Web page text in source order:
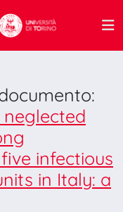
infectious
in Italy: a